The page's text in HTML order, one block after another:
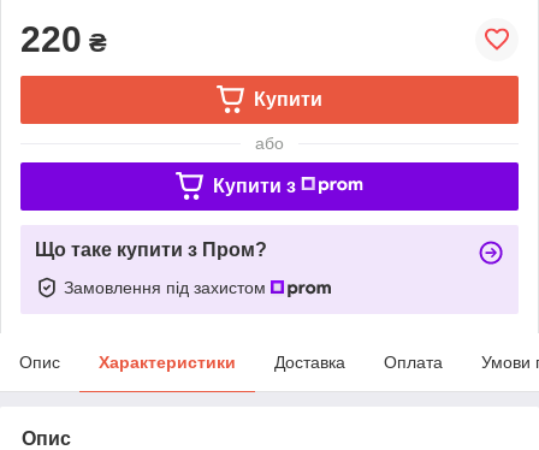
220 ₴
Купити
або
Купити з
Що таке купити з Пром?
Замовлення під захистом
Опис Характеристики Доставка Оплата Умови
Опис